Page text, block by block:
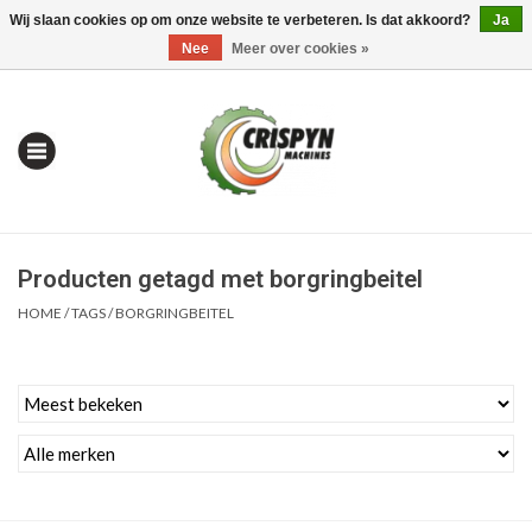
0 Artikelen - €0,00 Mijn account / Registreren
| Alles om te Meten |
Producten getagd met borgringbeitel
HOME /TAGS/BORGRINGBEITEL
Wij slaan cookies op om onze website te verbeteren. Is dat akkoord?
Ja
Nee
Meer over cookies »